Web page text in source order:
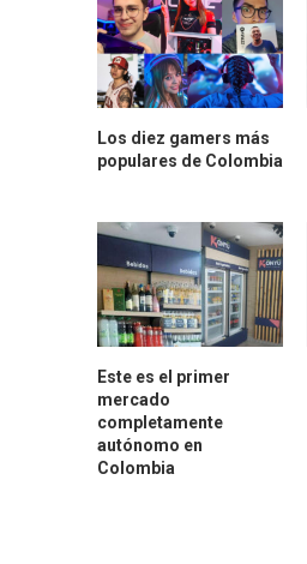
Los diez gamers más
populares de Colombia
Este es el primer
mercado
completamente
autónomo en
Colombia